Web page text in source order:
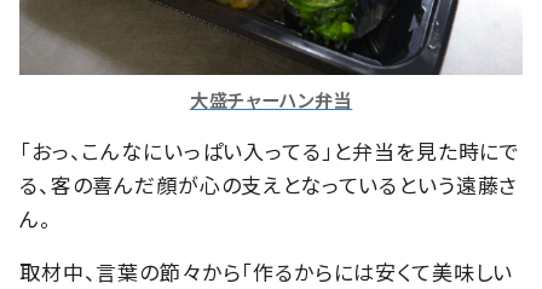
大盛チャーハン弁当
「おっ、こんなにいっぱい入ってる」と弁当を見た時にで
る、客の喜んだ顔が心の支えとなっているという遠藤さ
ん。
取材中、言葉の節々から「作るからには安くて美味しい